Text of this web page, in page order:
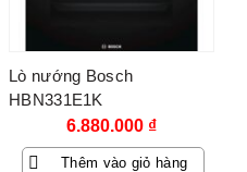
Lò nướng Bosch
HBN331E1K
6.880.000 ₫
Thêm vào giỏ hàng